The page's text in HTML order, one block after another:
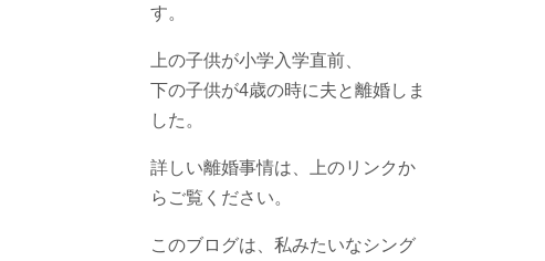
す。
上の子供が小学入学直前、
下の子供が4歳の時に夫と離婚しま
した。
詳しい離婚事情は、上のリンクか
らご覧ください。
このブログは、私みたいなシング